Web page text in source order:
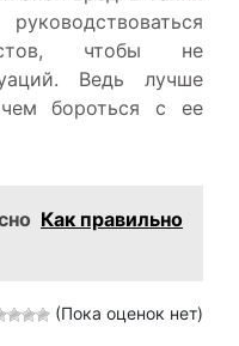
чтобы не
Ведь лучше
чем бороться с ее
Как правильно
(Пока оценок нет)